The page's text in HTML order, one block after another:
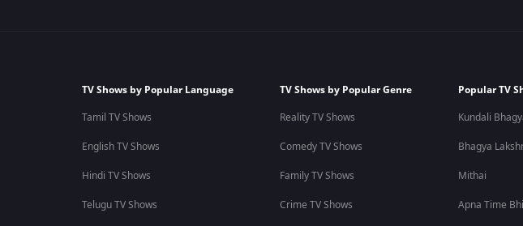
TV Shows by Popular Language
Tamil TV Shows
English TV Shows
Hindi TV Shows
Telugu TV Shows
TV Shows by Popular Genre
Reality TV Shows
Comedy TV Shows
Family TV Shows
Crime TV Shows
Popular TV
Kundali
Bhagya
Mithai
Apna Time